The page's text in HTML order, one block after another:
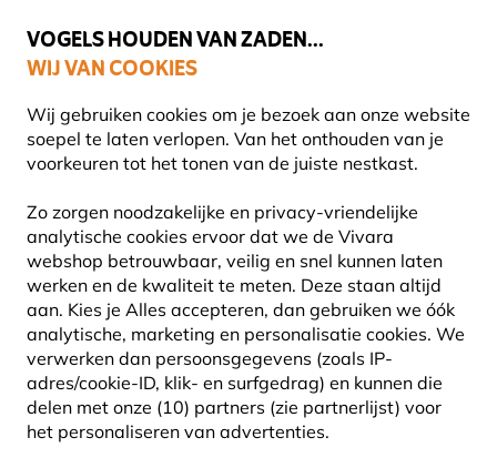
VOGELS HOUDEN VAN ZADEN...
WIJ VAN COOKIES
Wij gebruiken cookies om je bezoek aan onze website
soepel te laten verlopen. Van het onthouden van je
voorkeuren tot het tonen van de juiste nestkast.
Zo zorgen noodzakelijke en privacy-vriendelijke
analytische cookies ervoor dat we de Vivara
webshop betrouwbaar, veilig en snel kunnen laten
werken en de kwaliteit te meten. Deze staan altijd
aan. Kies je Alles accepteren, dan gebruiken we óók
analytische, marketing en personalisatie cookies. We
verwerken dan persoonsgegevens (zoals IP-
adres/cookie-ID, klik- en surfgedrag) en kunnen die
delen met onze (10) partners (zie partnerlijst) voor
het personaliseren van advertenties.
Gratis thuisbezorgd vanaf €49
TOP 10 VOGELHUISJES
Vogelhuisjes bieden essentiële beschutting en
nestgelegenheid voor vogels, vooral in gebieden waar
natuurlijke nestplekken schaars zijn.Vogelhuisjes
bieden essentiële beschutting en nestgelegenheid voor
vogels, vooral in gebieden waar natuurlijke nestplekken
schaars zijn.Lees meer. Lees meer